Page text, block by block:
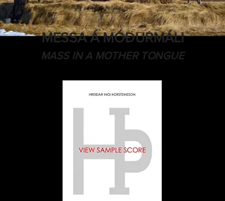
MESSA Á MÓÐURMÁLI
MASS IN A MOTHER TONGUE